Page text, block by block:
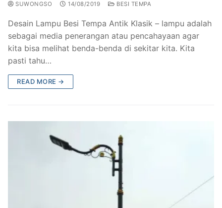
SUWONGSO 14/08/2019 BESI TEMPA
Desain Lampu Besi Tempa Antik Klasik – lampu adalah
sebagai media penerangan atau pencahayaan agar
kita bisa melihat benda-benda di sekitar kita. Kita
pasti tahu…
READ MORE →